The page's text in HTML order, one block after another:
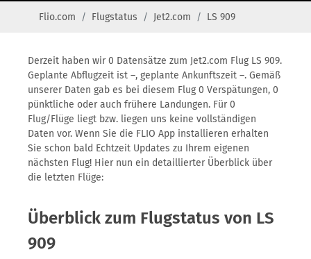
Flio.com Flugstatus Jet2.com LS 909
Derzeit haben wir 0 Datensätze zum Jet2.com Flug LS 909.
Geplante Abflugzeit ist –, geplante Ankunftszeit –. Gemäß
unserer Daten gab es bei diesem Flug 0 Verspätungen, 0
pünktliche oder auch frühere Landungen. Für 0
Flug/Flüge liegt bzw. liegen uns keine vollständigen
Daten vor. Wenn Sie die FLIO App installieren erhalten
Sie schon bald Echtzeit Updates zu Ihrem eigenen
nächsten Flug! Hier nun ein detaillierter Überblick über
die letzten Flüge:
Überblick zum Flugstatus von LS
909